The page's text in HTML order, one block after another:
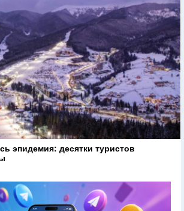
эпидемия: десятки туристов